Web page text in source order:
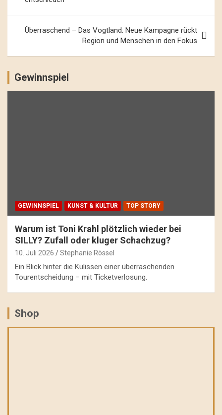
Überraschend – Das Vogtland: Neue Kampagne rückt
Region und Menschen in den Fokus
Gewinnspiel
GEWINNSPIEL KUNST & KULTUR TOP STORY
Warum ist Toni Krahl plötzlich wieder bei
SILLY? Zufall oder kluger Schachzug?
10. Juli 2026 Stephanie Rössel
Ein Blick hinter die Kulissen einer überraschenden
Tourentscheidung – mit Ticketverlosung.
Shop